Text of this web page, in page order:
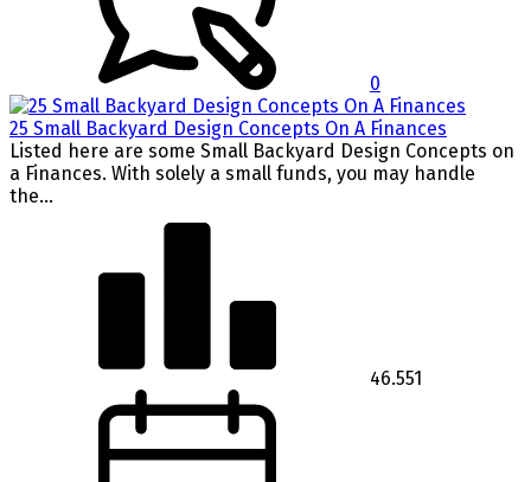
0
25 Small Backyard Design Concepts On A Finances
Listed here are some Small Backyard Design Concepts on
a Finances. With solely a small funds, you may handle
the...
46.551